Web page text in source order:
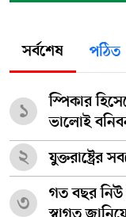
সর্বশেষ পঠিত
১
স্পিকার
ভালোই
২ যুক্তরাষ্ট্রের
৩
গত বছর নিউ